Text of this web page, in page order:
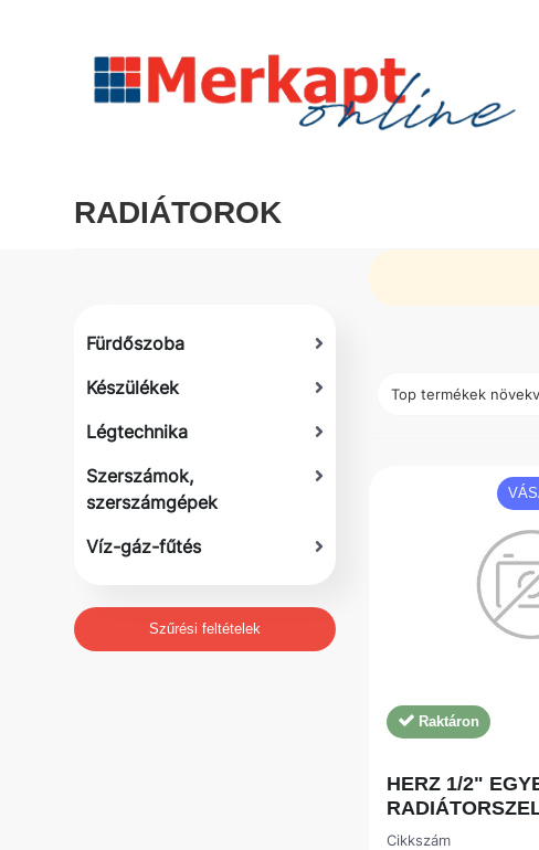
RADIÁTOROK
Fürdőszoba
Készülékek
Légtechnika
Szerszámok,
szerszámgépek
Víz-gáz-fűtés
Szűrési feltételek
Raktáron
HERZ 1/2"
Cikkszám